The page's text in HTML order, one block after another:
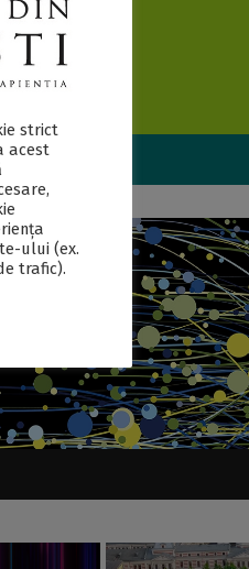
strict
acest
ului (ex.
trafic).